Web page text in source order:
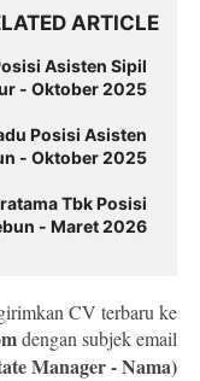
ARTICLE
Asisten Sipil
- Oktober 2025
Posisi Asisten
- Oktober 2025
Tbk Posisi
- Maret 2026
CV terbaru ke
dengan subjek email
Manager - Nama)